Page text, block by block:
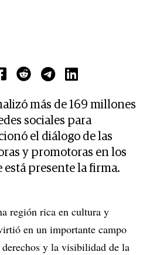
más de 169 millones
sociales para
el diálogo de las
y promotoras en los
está presente la firma.
región rica en cultura y
en un importante campo
y la visibilidad de la